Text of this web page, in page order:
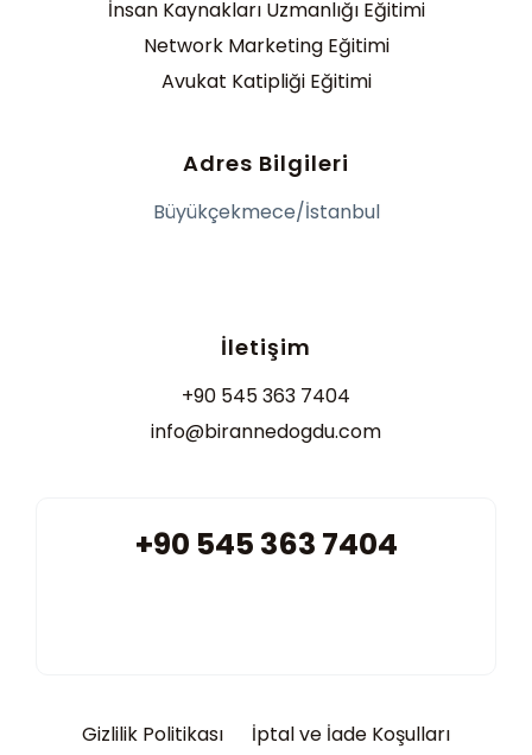
İnsan Kaynakları Uzmanlığı Eğitimi
Network Marketing Eğitimi
Avukat Katipliği Eğitimi
Adres Bilgileri
Büyükçekmece/İstanbul
İletişim
+90 545 363 7404
info@birannedogdu.com
+90 545 363 7404
Gizlilik Politikası İptal ve İade Koşulları